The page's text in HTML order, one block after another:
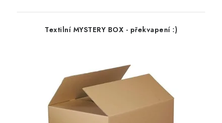
Textilní MYSTERY BOX - překvapení :)